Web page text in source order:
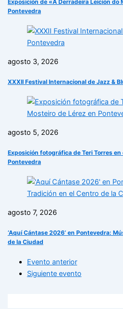
Exposición de «A Derradeira Leición do
Pontevedra
agosto 3, 2026
XXXII Festival Internacional de Jazz &
agosto 5, 2026
Exposición fotográfica de Teri Torres en
Pontevedra
agosto 7, 2026
‘Aquí Cántase 2026’ en Pontevedra:
de la Ciudad
Evento anterior
Siguiente evento